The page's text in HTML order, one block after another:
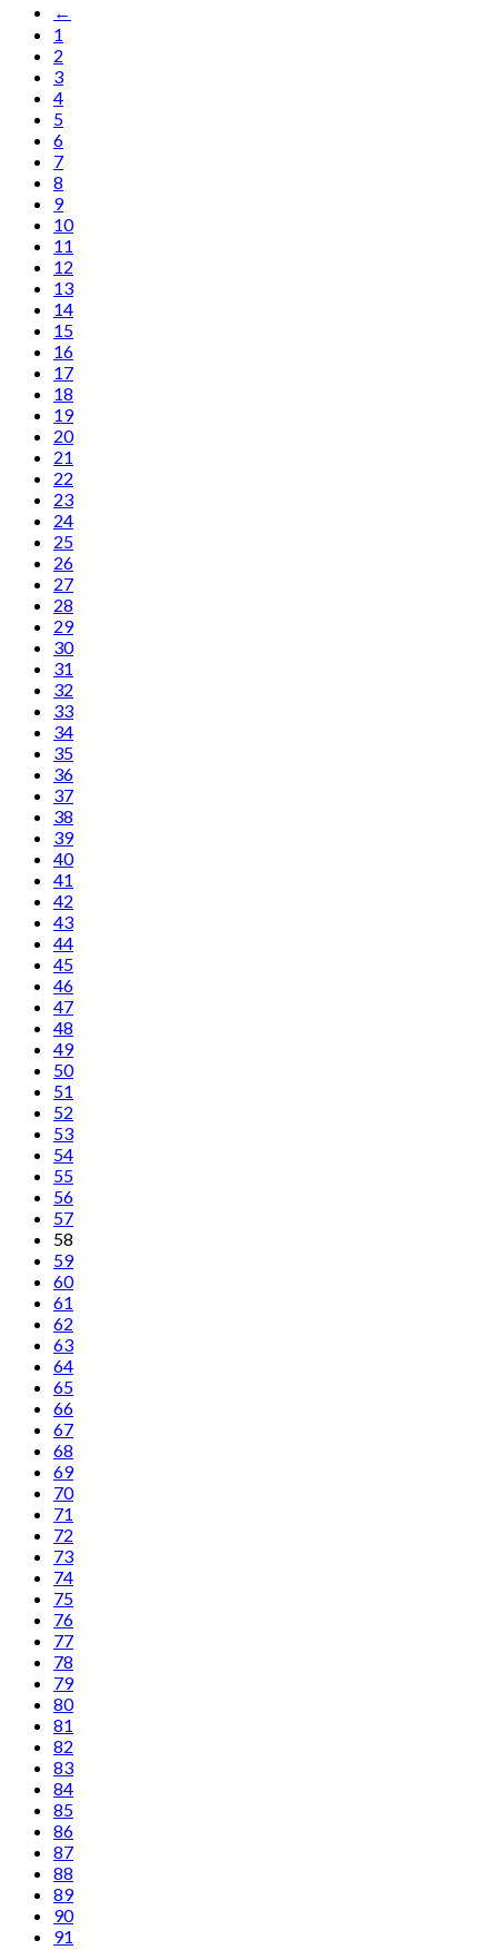
←
1
2
3
4
5
6
7
8
9
10
11
12
13
14
15
16
17
18
19
20
21
22
23
24
25
26
27
28
29
30
31
32
33
34
35
36
37
38
39
40
41
42
43
44
45
46
47
48
49
50
51
52
53
54
55
56
57
58
59
60
61
62
63
64
65
66
67
68
69
70
71
72
73
74
75
76
77
78
79
80
81
82
83
84
85
86
87
88
89
90
91